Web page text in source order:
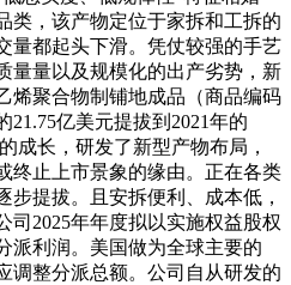
类，该产物定位于家拆和工拆的
量都起头下滑。凭仗较强的手艺
量量以及规模化的出产劣势，新
烯聚合物制铺地成品（商品编码
21.75亿美元提拔到2021年的
成长，研发了新型产物布局，
终止上市景象的缘由。正在各类
步提拔。且安拆便利、成本低，
司2025年年度拟以实施权益股权
派利润。美国做为全球主要的
调整分派总额。公司自从研发的